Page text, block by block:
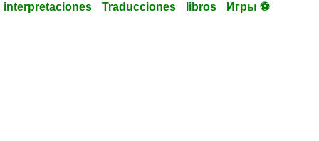
interpretaciones Traducciones libros Игры ⚽